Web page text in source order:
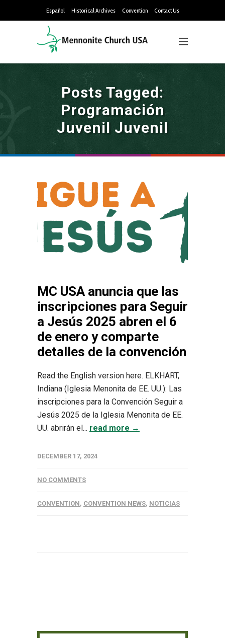
Español Historical Archives Convention Contact Us
Posts Tagged:
Programación
Juvenil Juvenil
MC USA anuncia que las
inscripciones para Seguir
a Jesús 2025 abren el 6
de enero y comparte
detalles de la convención
Read the English version here. ELKHART,
Indiana (Iglesia Menonita de EE. UU.): Las
inscripciones para la Convención Seguir a
Jesús 2025 de la Iglesia Menonita de EE.
UU. abrirán el... read more →
DECEMBER 17, 2024
NO COMMENTS
CONVENTION, CONVENTION NEWS, NOTICIAS